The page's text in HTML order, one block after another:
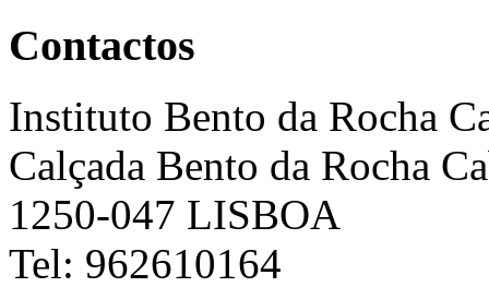
Contactos
Instituto Bento da Rocha
Calçada Bento da Rocha
1250-047 LISBOA
Tel: 962610164